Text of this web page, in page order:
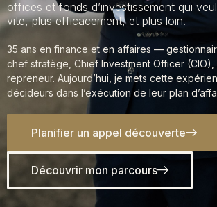
offices et fonds d’investissement qui
vite, plus efficacement, et plus loin.
35 ans en finance et en affaires —
chef stratège, Chief Investment Officer
repreneur. Aujourd’hui, je mets cette
décideurs dans l’exécution de leur plan
Planifier un appel découverte
Découvrir mon parcours